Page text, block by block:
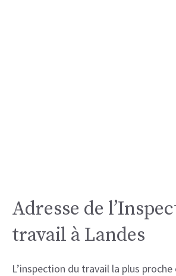
Adresse de
travail à Landes
L’inspection du travail la plus proche